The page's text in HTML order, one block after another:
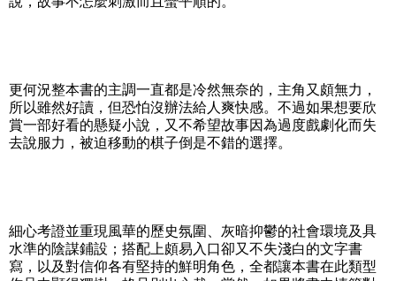
更何況整本書的主調一直都是冷然無奈的，主角又頗無力，
所以雖然好讀，但恐怕沒辦法給人爽快感。不過如果想要欣
賞一部好看的懸疑小說，又不希望故事因為過度戲劇化而失
去說服力，被迫移動的棋子倒是不錯的選擇。
細心考證並重現風華的歷史氛圍、灰暗抑鬱的社會環境及具
水準的陰謀鋪設；搭配上頗易入口卻又不失淺白的文字書
寫，以及對信仰各有堅持的鮮明角色，全都讓本書在此類型